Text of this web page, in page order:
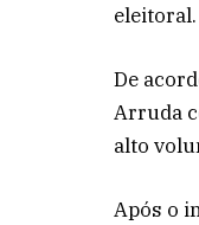
eleitoral.
De
Arruda
alto
Após o